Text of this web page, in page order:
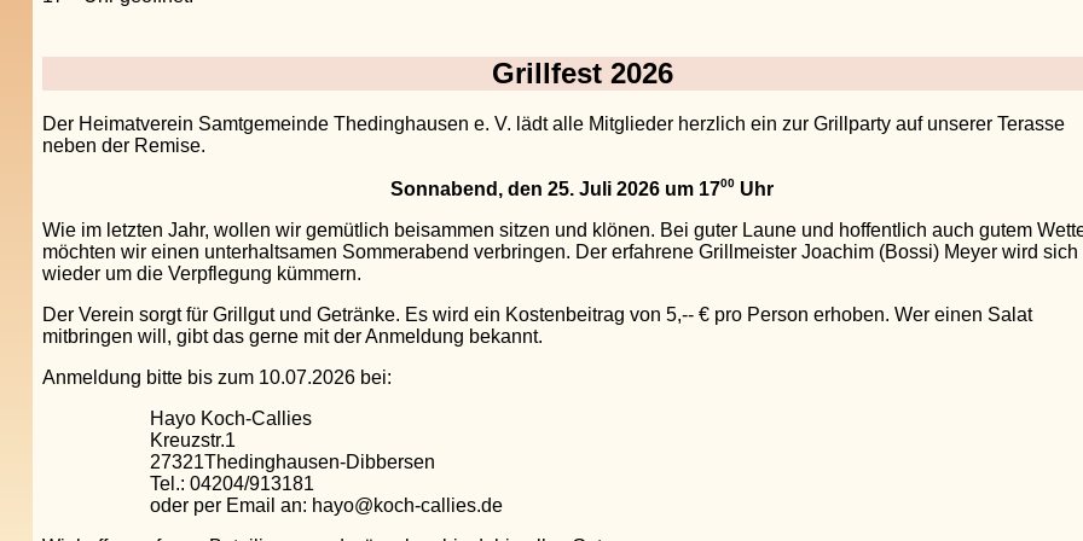
Grillfest 2026
Der Heimatverein Samtgemeinde Thedinghausen e. V. lädt alle Mitglieder herzlich ein zur Grillparty auf unserer Terasse
neben der Remise.
Sonnabend, den 25. Juli 2026 um 1700 Uhr
Wie im letzten Jahr, wollen wir gemütlich beisammen sitzen und klönen. Bei guter Laune und hoffentlich auch gutem
möchten wir einen unterhaltsamen Sommerabend verbringen. Der erfahrene Grillmeister Joachim (Bossi) Meyer wird sich
wieder um die Verpflegung kümmern.
Der Verein sorgt für Grillgut und Getränke. Es wird ein Kostenbeitrag von 5,-- € pro Person erhoben. Wer einen Salat
mitbringen will, gibt das gerne mit der Anmeldung bekannt.
Anmeldung bitte bis zum 10.07.2026 bei:
Hayo Koch-Callies
Kreuzstr.1
27321Thedinghausen-Dibbersen
Tel.: 04204/913181
oder per Email an: hayo@koch-callies.de